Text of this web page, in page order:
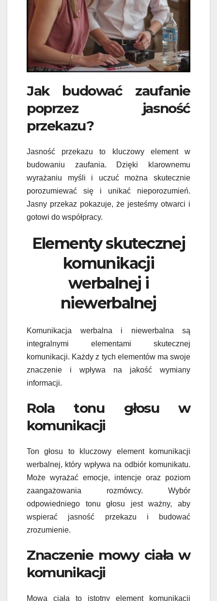
Jak budować zaufanie
poprzez jasność
przekazu?
Jasność przekazu to kluczowy element w
budowaniu zaufania. Dzięki klarownemu
wyrażaniu myśli i uczuć można skutecznie
porozumiewać się i unikać nieporozumień.
Jasny przekaz pokazuje, że jesteśmy otwarci i
gotowi do współpracy.
Elementy skutecznej
komunikacji
werbalnej i
niewerbalnej
Komunikacja werbalna i niewerbalna są
integralnymi elementami skutecznej
komunikacji. Każdy z tych elementów ma swoje
znaczenie i wpływa na jakość wymiany
informacji.
Rola tonu głosu w
komunikacji
Ton głosu to kluczowy element komunikacji
werbalnej, który wpływa na odbiór komunikatu.
Może wyrażać emocje, intencje oraz poziom
zaangażowania rozmówcy. Wybór
odpowiedniego tonu głosu jest ważny, aby
wspierać jasność przekazu i budować
zrozumienie.
Znaczenie mowy ciała w
komunikacji
Mowa ciała to istotny element komunikacji